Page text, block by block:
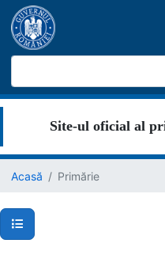
Site-ul oficial al
Acasă Primărie
Secțiuni pagină